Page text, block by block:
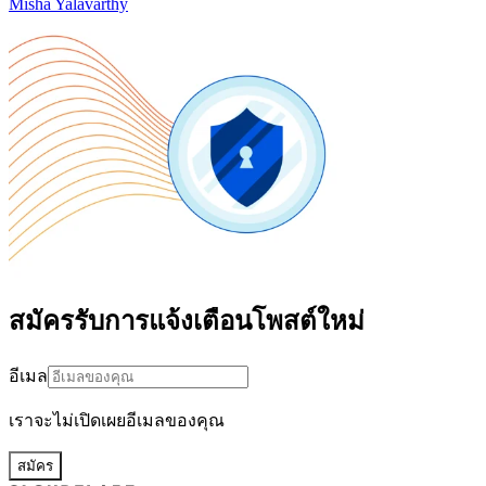
สมัครรับการแจ้งเตือนโพสต์ใหม่
อีเมล
เราจะไม่เปิดเผยอีเมลของคุณ
สมัคร